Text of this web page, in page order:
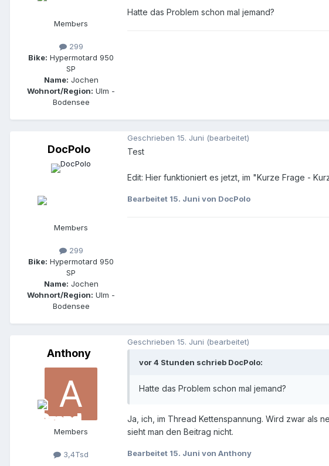
Members
299
Bike: Hypermotard 950
SP
Name: Jochen
Wohnort/Region: Ulm -
Bodensee
Hatte das Problem schon mal jemand?
DocPolo
Members
299
Bike: Hypermotard 950
SP
Name: Jochen
Wohnort/Region: Ulm -
Bodensee
Geschrieben 15. Juni (bearbeitet)
Test
Edit: Hier funktioniert es jetzt, im "Kurze Frage -
Bearbeitet 15. Juni von DocPolo
Anthony
Members
3,4Tsd
Geschrieben 15. Juni (bearbeitet)
vor 4 Stunden schrieb DocPolo:
Hatte das Problem schon mal jemand?
Ja, ich, im Thread Kettenspannung. Wird zwar als
sieht man den Beitrag nicht.
Bearbeitet 15. Juni von Anthony